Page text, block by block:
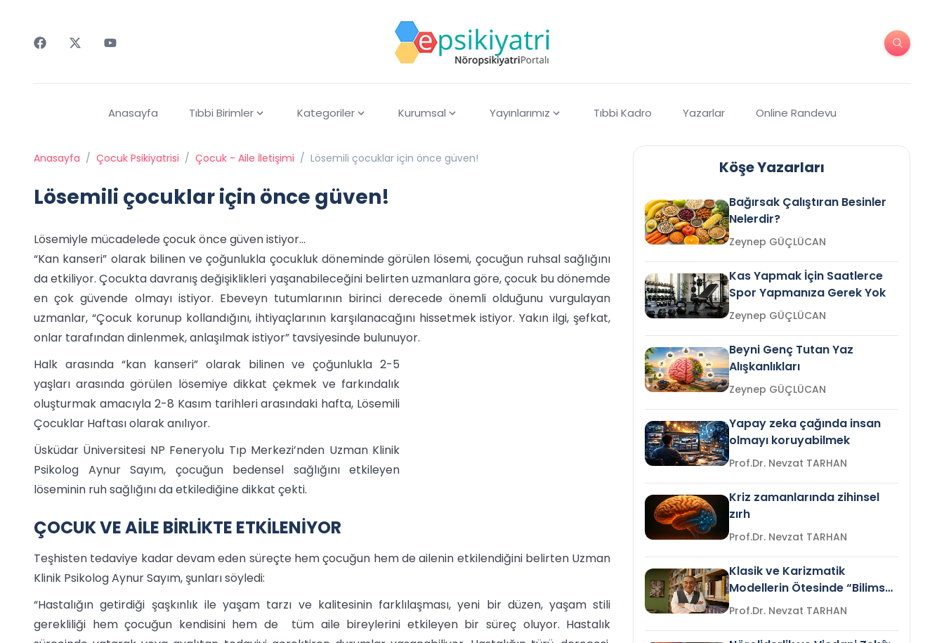
Anasayfa Tıbbi Birimler Kategoriler Kurumsal Yayınlarımız Tıbbi Kadro Yazarlar Online Randevu
Anasayfa / Çocuk Psikiyatrisi / Çocuk - Aile İletişimi / Lösemili çocuklar için önce güven!
Lösemili çocuklar için önce güven!
Lösemiyle mücadelede çocuk önce güven istiyor…
“Kan kanseri” olarak bilinen ve çoğunlukla çocukluk döneminde görülen lösemi, çocuğun ruhsal sağlığını
da etkiliyor. Çocukta davranış değişiklikleri yaşanabileceğini belirten uzmanlara göre, çocuk bu dönemde
en çok güvende olmayı istiyor. Ebeveyn tutumlarının birinci derecede önemli olduğunu vurgulayan
uzmanlar, “Çocuk korunup kollandığını, ihtiyaçlarının karşılanacağını hissetmek istiyor. Yakın ilgi, şefkat,
onlar tarafından dinlenmek, anlaşılmak istiyor” tavsiyesinde bulunuyor.
Halk arasında “kan kanseri” olarak bilinen ve çoğunlukla 2-5
yaşları arasında görülen lösemiye dikkat çekmek ve farkındalık
oluşturmak amacıyla 2-8 Kasım tarihleri arasındaki hafta, Lösemili
Çocuklar Haftası olarak anılıyor.
Üsküdar Üniversitesi NP Feneryolu Tıp Merkezi’nden Uzman Klinik
Psikolog Aynur Sayım, çocuğun bedensel sağlığını etkileyen
löseminin ruh sağlığını da etkilediğine dikkat çekti.
ÇOCUK VE AİLE BİRLİKTE ETKİLENİYOR
Teşhisten tedaviye kadar devam eden süreçte hem çocuğun hem de ailenin etkilendiğini belirten Uzman
Klinik Psikolog Aynur Sayım, şunları söyledi:
“Hastalığın getirdiği şaşkınlık ile yaşam tarzı ve kalitesinin farklılaşması, yeni bir düzen, yaşam stili
gerekliliği hem çocuğun kendisini hem de tüm aile bireylerini etkileyen bir süreç oluyor. Hastalık
Köşe Yazarları
Bağırsak Çalıştıran Besinler
Nelerdir?
Zeynep GÜÇLÜCAN
Kas Yapmak İçin Saatlerce
Spor Yapmanıza Gerek Yok
Zeynep GÜÇLÜCAN
Beyni Genç Tutan Yaz
Alışkanlıkları
Zeynep GÜÇLÜCAN
Yapay zeka çağında insan
olmayı koruyabilmek
Prof.Dr. Nevzat TARHAN
Kriz zamanlarında zihinsel
zırh
Prof.Dr. Nevzat TARHAN
Klasik ve Karizmatik
Modellerin Ötesinde “Bilimsel
Liderlik”
Prof.Dr. Nevzat TARHAN